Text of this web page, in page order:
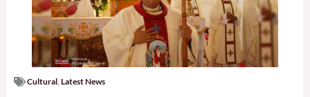
Cultural Latest News